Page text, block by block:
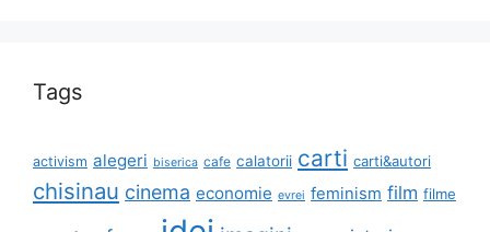
Tags
activism alegeri biserica cafe calatorii carti carti&autori
chisinau cinema economie evrei feminism film filme